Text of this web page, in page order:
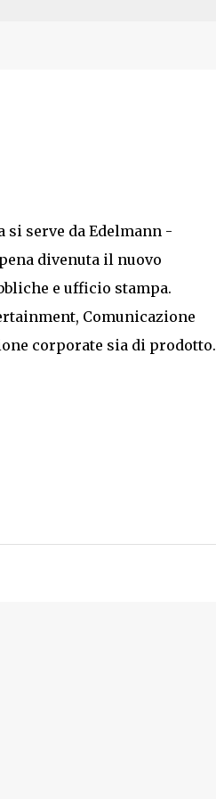
serve da Edelmann -
divenuta il nuovo
e ufficio stampa.
Comunicazione
corporate sia di prodotto.